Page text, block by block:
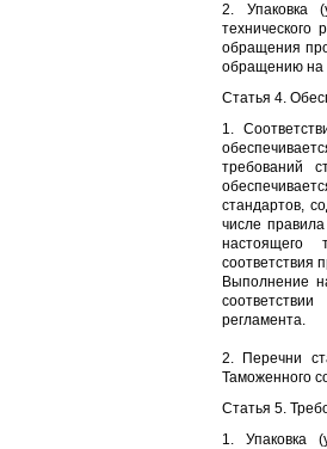
2. Упаковка
обращения
обращению на
Статья 4.
1.
требований
стандартов,
числе
настоящего
соответствия
Выполнение
регламента.
2. Перечни
Таможенного
Статья 5.
1. Упаковка